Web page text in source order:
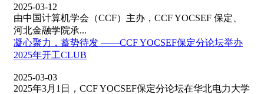
2025-03-12
由中国计算机学会（CCF）主办，CCF YOCSEF 保定、
河北金融学院承...
凝心聚力，蓄势待发 ——CCF YOCSEF保定分论坛举办
2025年开工CLUB
2025-03-03
2025年3月1日，CCF YOCSEF保定分论坛在华北电力大学